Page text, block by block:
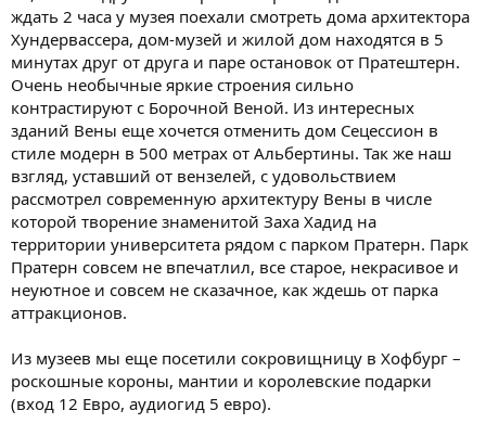
ждать 2 часа у музея поехали смотреть дома архитектора
Хундервассера, дом-музей и жилой дом находятся в 5
минутах друг от друга и паре остановок от Пратештерн.
Очень необычные яркие строения сильно
контрастируют с Борочной Веной. Из интересных
зданий Вены еще хочется отменить дом Сецессион в
стиле модерн в 500 метрах от Альбертины. Так же наш
взгляд, уставший от вензелей, с удовольствием
рассмотрел современную архитектуру Вены в числе
которой творение знаменитой Заха Хадид на
территории университета рядом с парком Пратерн. Парк
Пратерн совсем не впечатлил, все старое, некрасивое и
неуютное и совсем не сказачное, как ждешь от парка
аттракционов.
Из музеев мы еще посетили сокровищницу в Хофбург –
роскошные короны, мантии и королевские подарки
(вход 12 Евро, аудиогид 5 евро).